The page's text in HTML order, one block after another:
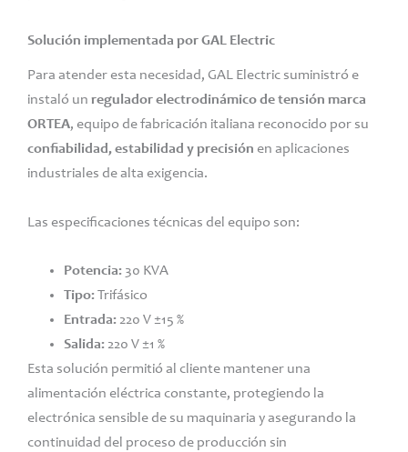
Solución implementada por GAL Electric
Para atender esta necesidad, GAL Electric suministró e
instaló un regulador electrodinámico de tensión marca
ORTEA, equipo de fabricación italiana reconocido por su
confiabilidad, estabilidad y precisión en aplicaciones
industriales de alta exigencia.
Las especificaciones técnicas del equipo son:
Potencia: 30 KVA
Tipo: Trifásico
Entrada: 220 V ±15 %
Salida: 220 V ±1 %
Esta solución permitió al cliente mantener una
alimentación eléctrica constante, protegiendo la
electrónica sensible de su maquinaria y asegurando la
continuidad del proceso de producción sin